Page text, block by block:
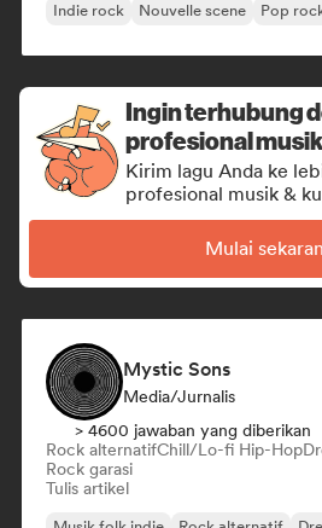
Indie rock
Nouvelle scene Pop
Ingin terhubung
profesional
Kirim lagu Anda ke
profesional musik &
Mulai
Mystic Sons
Media/Jurnalis
> 4600 jawaban yang diberikan
Rock alternatifChill/Lo-fi Hip-Hop
Rock garasi
Tulis artikel